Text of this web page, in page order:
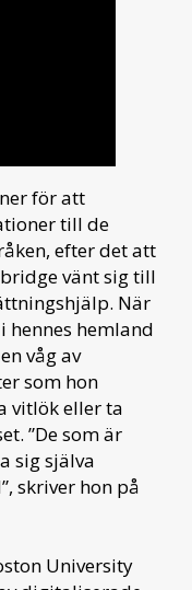
för att
till de
efter det att
vänt sig till
När
hennes hemland
våg av
som hon
vitlök eller ta
”De som är
sig själva
skriver hon på
University